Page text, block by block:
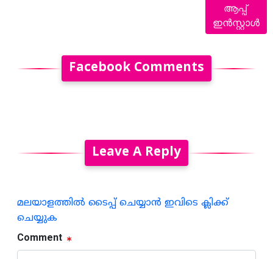
Facebook Comments
Leave A Reply
മലയാളത്തില്‍ ടൈപ്പ് ചെയ്യാന്‍ ഇവിടെ ക്ലിക്ക്
ചെയ്യുക
Comment
ആപ്പ്
ഇൻസ്റ്റാൾ